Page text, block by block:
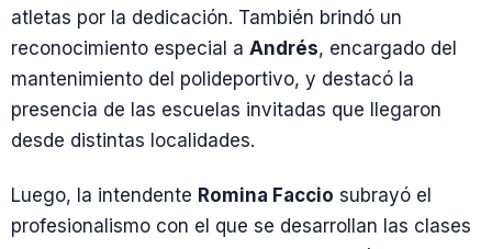
atletas por la dedicación. También brindó un
reconocimiento especial a Andrés, encargado del
mantenimiento del polideportivo, y destacó la
presencia de las escuelas invitadas que llegaron
desde distintas localidades.
Luego, la intendente Romina Faccio subrayó el
profesionalismo con el que se desarrollan las clases